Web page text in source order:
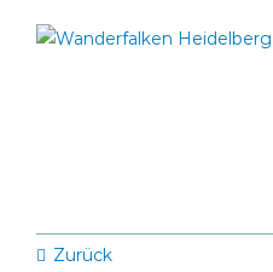
Inhalt
Zurück